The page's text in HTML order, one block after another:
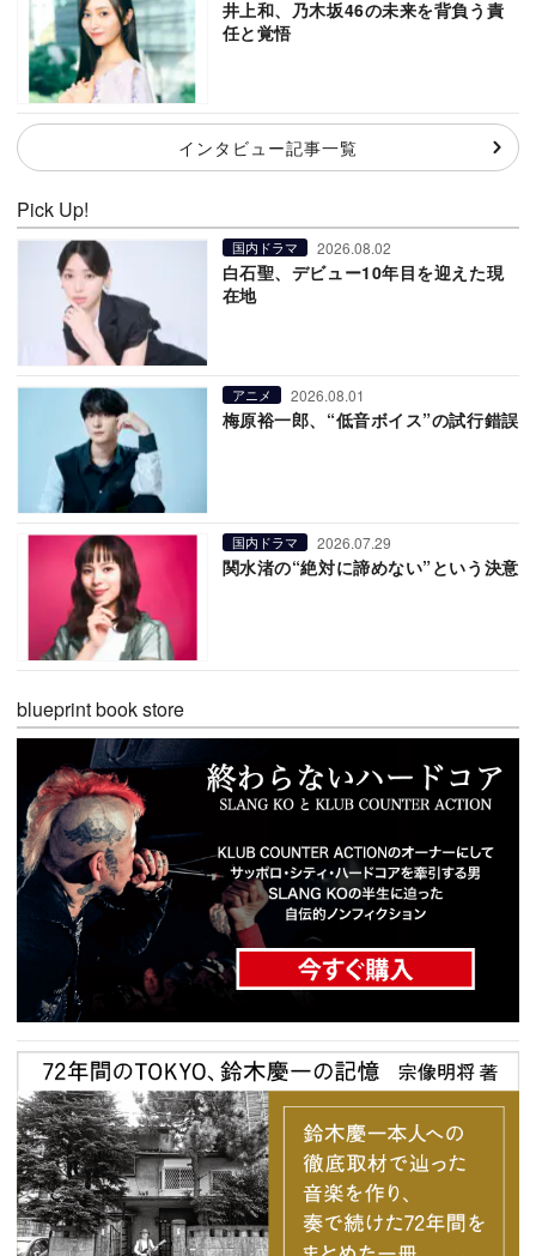
井上和、乃木坂46の未来を背負う責
任と覚悟
インタビュー記事一覧
Pick Up!
国内ドラマ 2026.08.02
白石聖、デビュー10年目を迎えた現
在地
アニメ 2026.08.01
梅原裕一郎、“低音ボイス”の試行錯誤
国内ドラマ 2026.07.29
関水渚の“絶対に諦めない”という決意
blueprint book store